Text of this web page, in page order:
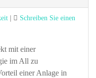
Schreiben Sie einen
mit einer
im All zu
einer Anlage in